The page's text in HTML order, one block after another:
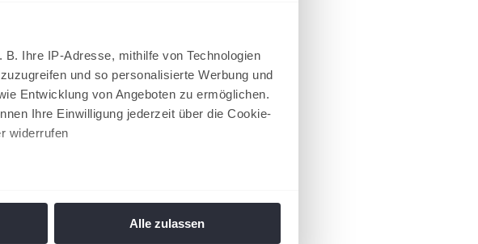
Ihre IP-Adresse, mithilfe von Technologien
und so personalisierte Werbung und
Entwicklung von Angeboten zu ermöglichen.
Ihre Einwilligung jederzeit über die Cookie-
widerrufen
Alle zulassen